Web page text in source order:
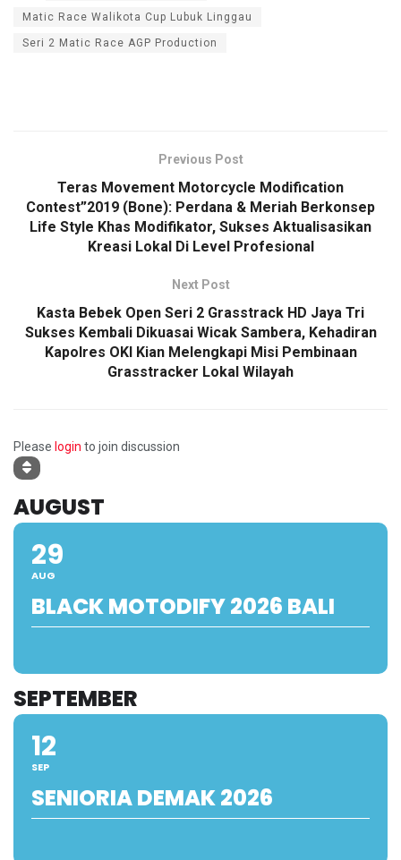
Matic Race Walikota Cup Lubuk Linggau
Seri 2 Matic Race AGP Production
Previous Post
Teras Movement Motorcycle Modification
Contest”2019 (Bone): Perdana & Meriah Berkonsep
Life Style Khas Modifikator, Sukses Aktualisasikan
Kreasi Lokal Di Level Profesional
Next Post
Kasta Bebek Open Seri 2 Grasstrack HD Jaya Tri
Sukses Kembali Dikuasai Wicak Sambera, Kehadiran
Kapolres OKI Kian Melengkapi Misi Pembinaan
Grasstracker Lokal Wilayah
Please login to join discussion
AUGUST
29
AUG
BLACK MOTODIFY 2026 BALI
SEPTEMBER
12
SEP
SENIORIA DEMAK 2026